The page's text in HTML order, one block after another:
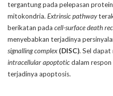
tergantung pada pelepasan
mitokondria.Extrinsic pathway
berikatan pada cell-surface death
menyebabkan terjadinya
signalling complex(DISC). Sel dapat
intracellular apoptoticdalam
terjadinya apoptosis.